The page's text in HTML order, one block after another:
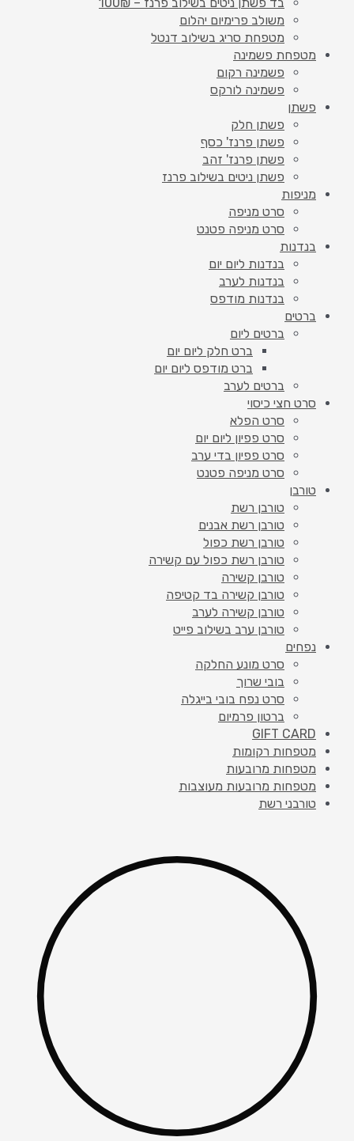
משולב פרימיום יהלום
מטפחת סריג בשילוב דנטל
מטפחת פשמינה
פשמינה רקום
פשמינה לורקס
פשתן
פשתן חלק
פשתן פרנז' כסף
פשתן פרנז' זהב
פשתן ניטים בשילוב פרנז
מניפות
סרט מניפה
סרט מניפה פטנט
בנדנות
בנדנות ליום יום
בנדנות לערב
בנדנות מודפס
ברטים
ברטים ליום
ברט חלק ליום יום
ברט מודפס ליום יום
ברטים לערב
סרט חצי כיסוי
סרט הפלא
סרט פפיון ליום יום
סרט פפיון בדי ערב
סרט מניפה פטנט
טורבן
טורבן רשת
טורבן רשת אבנים
טורבן רשת כפול
טורבן רשת כפול עם קשירה
טורבן קשירה
טורבן קשירה בד קטיפה
טורבן קשירה לערב
טורבן ערב בשילוב פייט
נפחים
סרט מונע החלקה
בובי שרוך
סרט נפח בובי בייגלה
ברטון פרמיום
GIFT CARD
מטפחות רקומות
מטפחות מרובעות
מטפחות מרובעות מעוצבות
טורבני רשת